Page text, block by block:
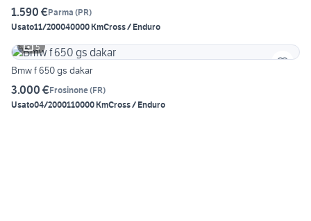
1.590 €Parma (PR)
Usato11/200040000 KmCross / Enduro
5
Bmw f 650 gs dakar
3.000 €Frosinone(FR)
Usato04/2000110000 KmCross / Enduro